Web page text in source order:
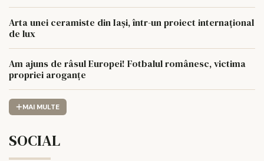
Arta unei ceramiste din Iași, într-un proiect internațional
de lux
Am ajuns de râsul Europei! Fotbalul românesc, victima
propriei aroganțe
MAI MULTE
SOCIAL